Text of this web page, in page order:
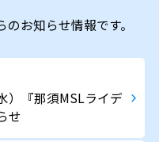
お知らせ情報です。
）『那須MSLライデ
せ